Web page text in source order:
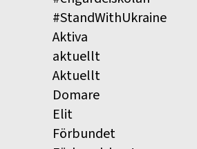
#StandWithUkraine
Aktiva
aktuellt
Aktuellt
Domare
Elit
Förbundet